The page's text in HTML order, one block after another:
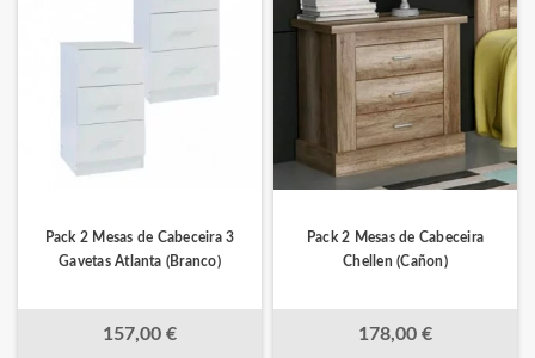
Pack 2 Mesas de Cabeceira 3
Gavetas Atlanta (Branco)
157,00 €
Pack 2 Mesas de Cabeceira
Chellen (Cañon)
178,00 €